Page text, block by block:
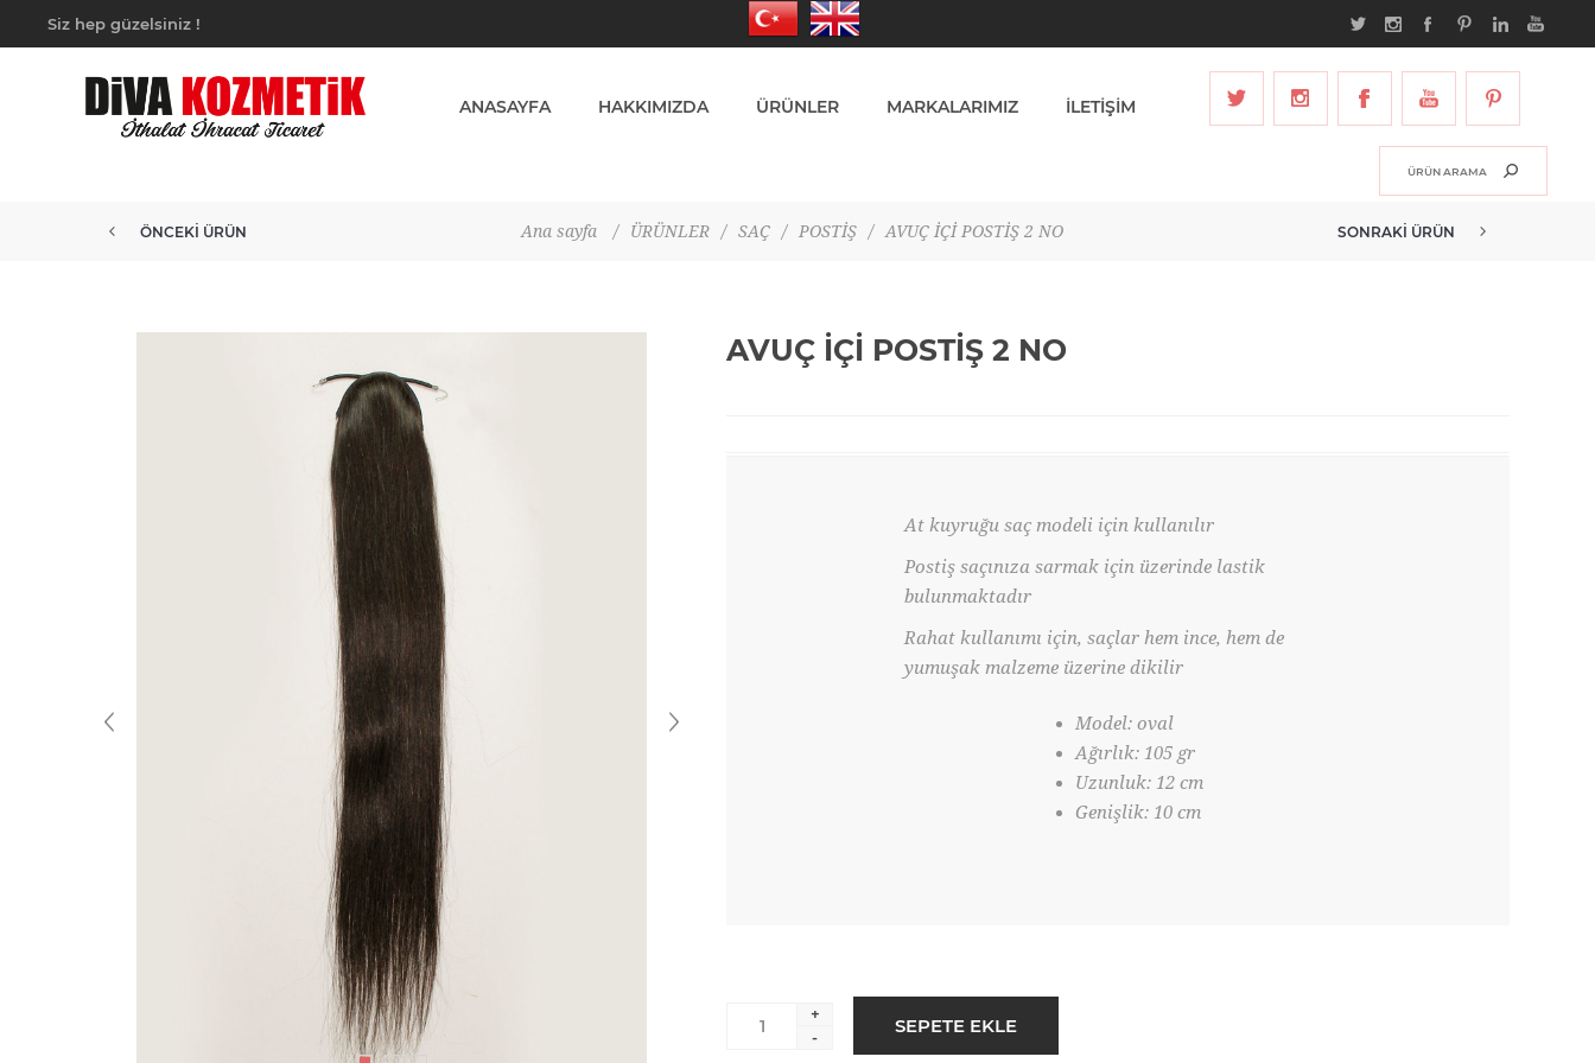
Siz hep güzelsiniz !
ANASAYFA HAKKIMIZDA ÜRÜNLER MARKALARIMIZ İLETİŞİM
Ana sayfa / ÜRÜNLER / SAÇ / POSTİŞ / AVUÇ İÇİ POSTİŞ 2 NO
ÖNCEKI ÜRÜN SONRAKI ÜRÜN
AVUÇ İÇİ POSTİŞ 2 NO
At kuyruğu saç modeli için kullanılır
Postiş saçınıza sarmak için üzerinde lastik
bulunmaktadır
Rahat kullanımı için, saçlar hem ince, hem de
yumuşak malzeme üzerine dikilir
Model: oval
Ağırlık: 105 gr
Uzunluk: 12 cm
Genişlik: 10 cm
+
-